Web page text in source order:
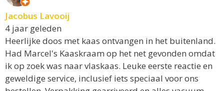
Jacobus Lavooij
4 jaar geleden
Heerlijke doos met kaas ontvangen in het buitenland.
Had Marcel's Kaaskraam op het net gevonden omdat
ik op zoek was naar vlaskaas. Leuke eerste reactie en
geweldige service, inclusief iets speciaal voor ons